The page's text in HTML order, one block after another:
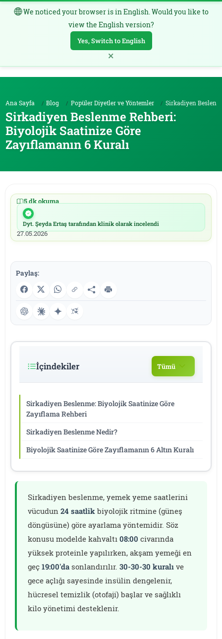
We noticed your browser is in English. Would you like to
view the English version?
Yes, Switch to English
×
TR
Ana Sayfa Blog Popüler Diyetler ve Yöntemler Sirkadiyen Beslenme Rehberi: Biyolojik Saatinize G...
Sirkadiyen Beslenme Rehberi:
Biyolojik Saatinize Göre
Zayıflamanın 6 Kuralı
5 dk okuma
16.01.2026
27.05.2026
Dyt. Şeyda Ertaş tarafından klinik olarak incelendi
Paylaş:
İçindekiler Tümü
Sirkadiyen Beslenme: Biyolojik Saatinize Göre
Zayıflama Rehberi
Sirkadiyen Beslenme Nedir?
Biyolojik Saatinize Göre Zayıflamanın 6 Altın Kuralı
Sirkadiyen beslenme, yemek yeme saatlerini
vücudun24 saatlik biyolojik ritmine (güneş
döngüsüne) göre ayarlama yöntemidir. Söz
konusu modelde kahvaltı08:00 civarında
yüksek proteinle yapılırken, akşam yemeği en
geç19:00'da sonlandırılır.30-30-30 kuralı ve
gece açlığı sayesinde insülin dengelenir,
hücresel temizlik (otofaji) başlar ve sağlıklı
kilo yönetimi desteklenir.